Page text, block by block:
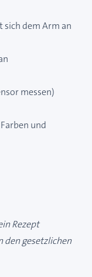
sich dem Arm an
messen)
und
Rezept
den gesetzlichen